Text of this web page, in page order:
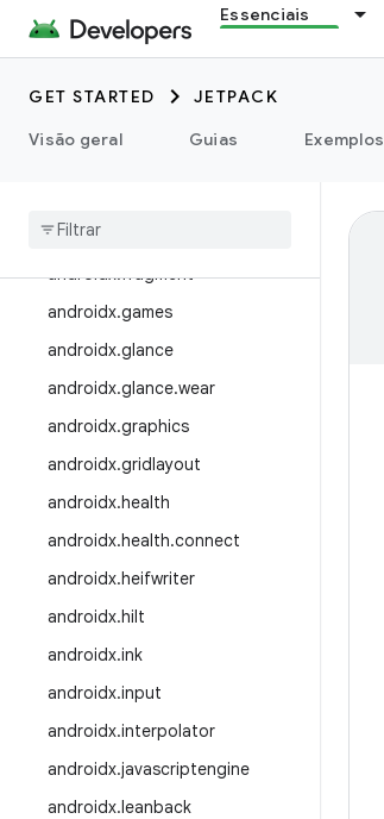
Essenciais
GET STARTED
JETPACK
Visão geral
Guias Exemplos
androidx.draganddrop
androidx.drawerlayout
androidx
androidx.fragment
androidx.games
androidx.glance
androidx.glance.wear
androidx.graphics
androidx.gridlayout
androidx.health
androidx.health.connect
androidx.heifwriter
androidx.hilt
androidx.ink
androidx.input
androidx.interpolator
androidx.javascriptengine
androidx.leanback